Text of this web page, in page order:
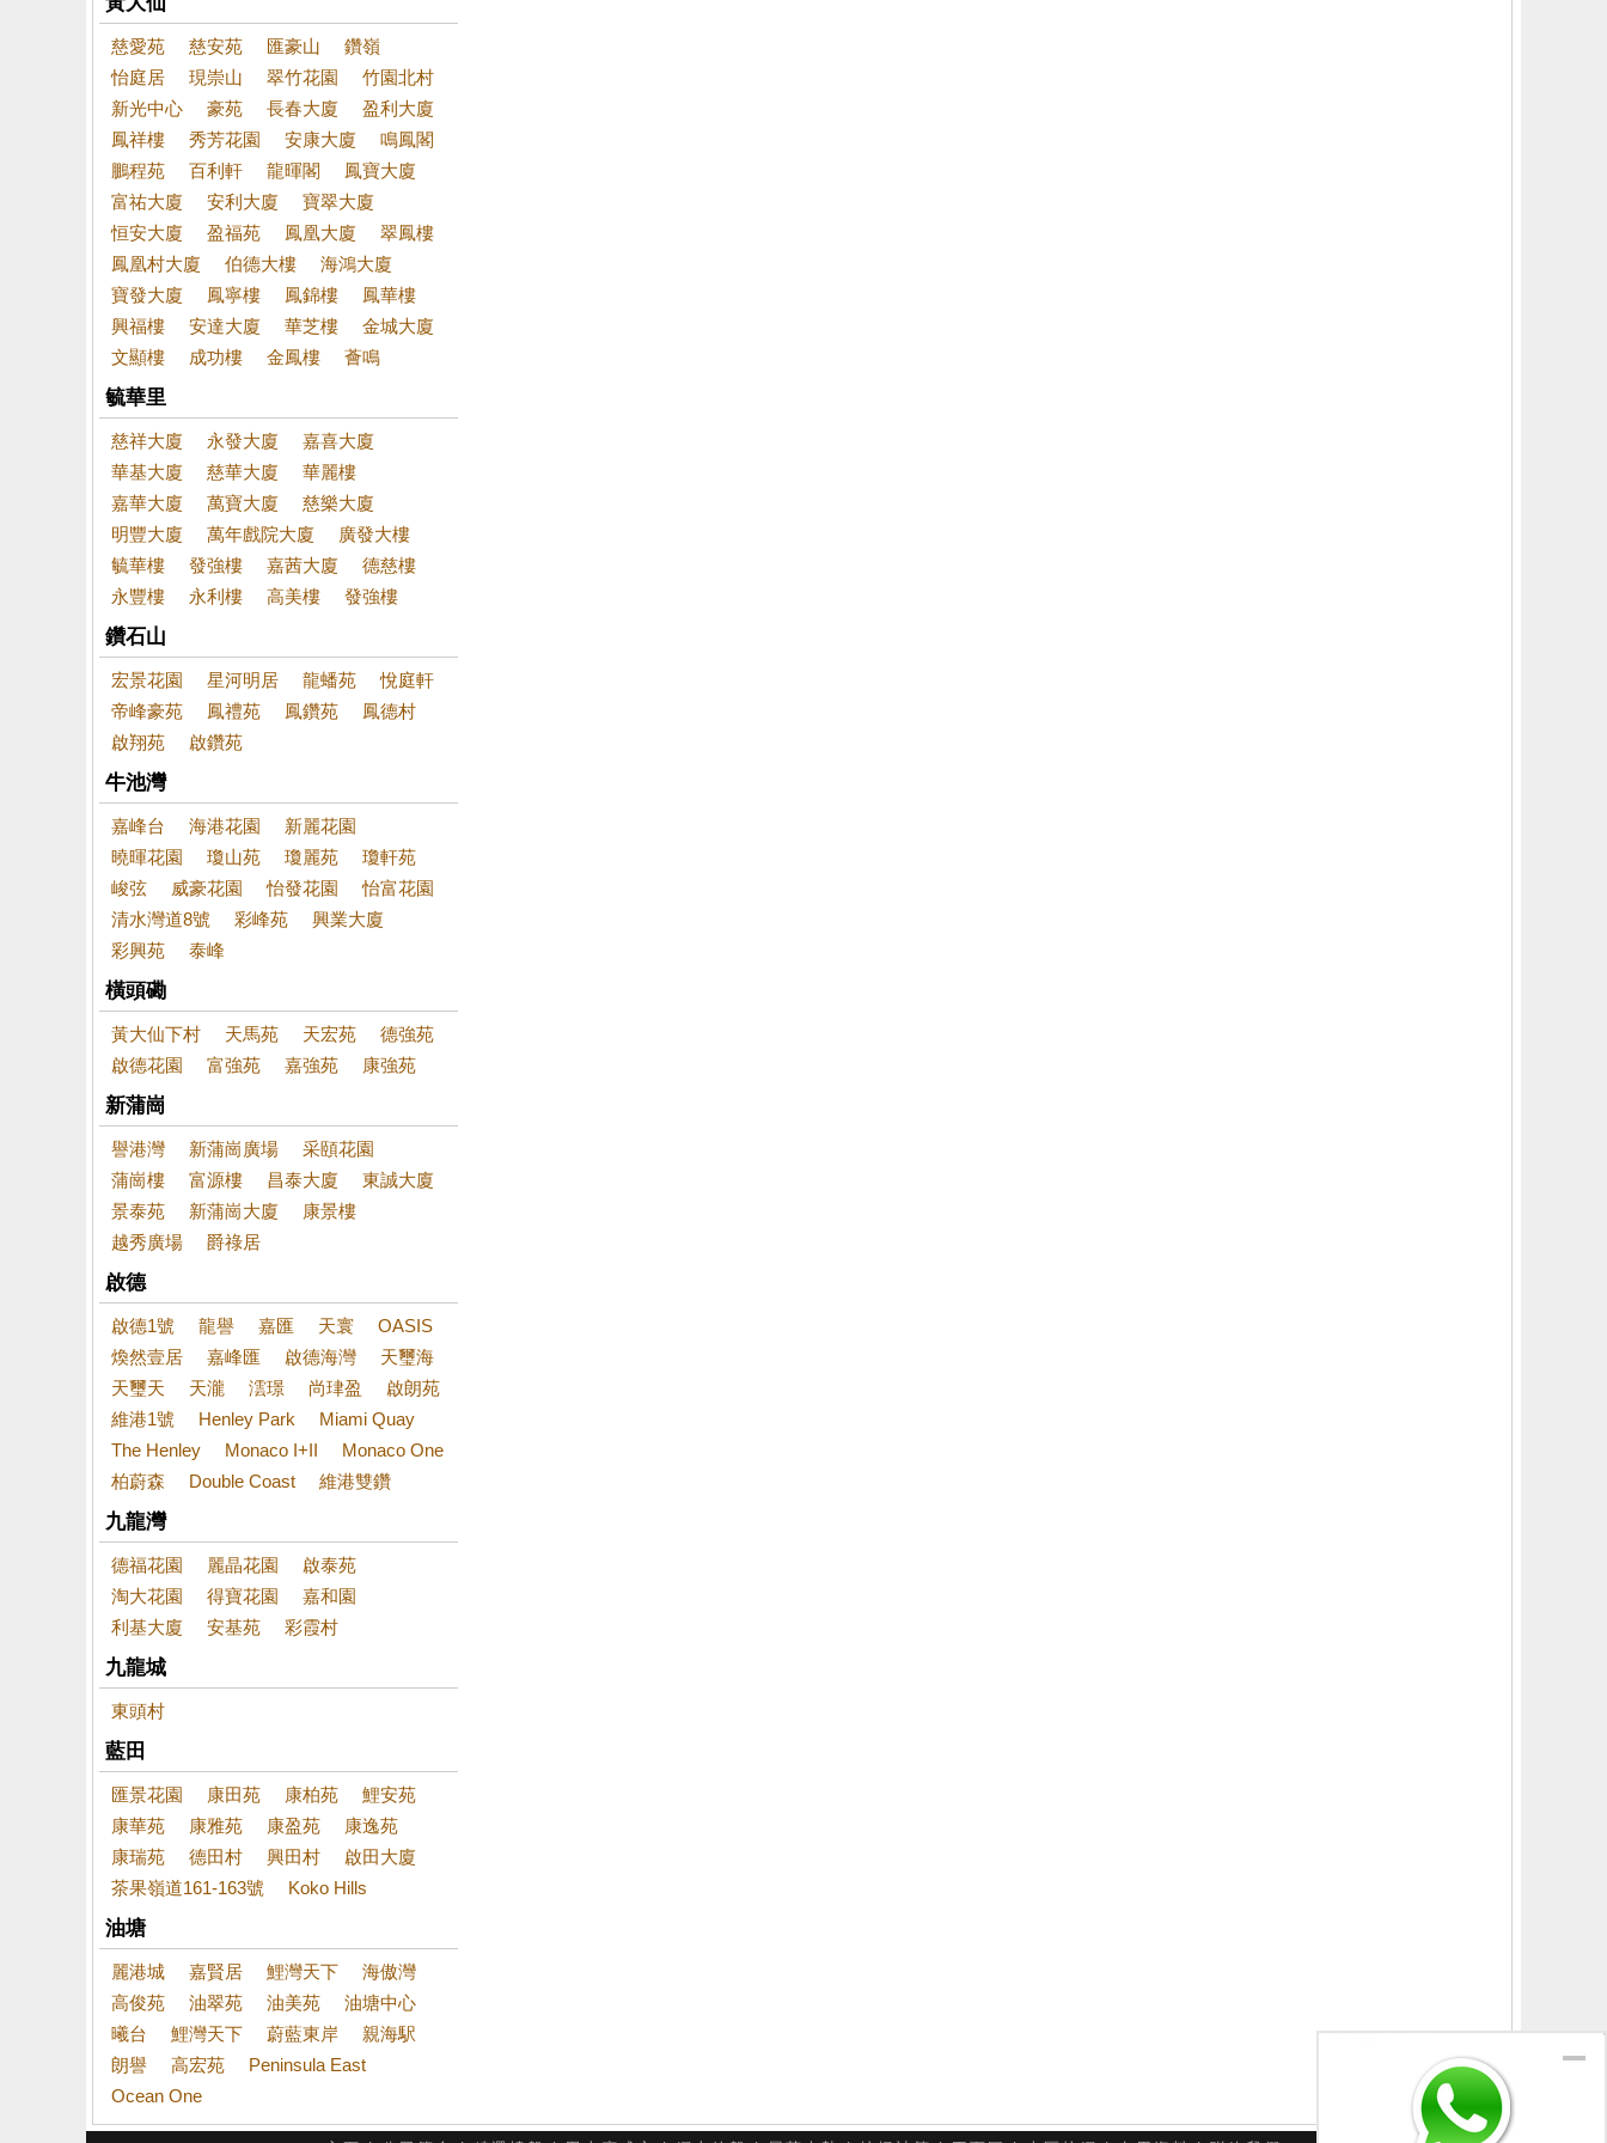
慈愛苑 慈安苑 匯豪山
鑽嶺
怡庭居
現崇山 翠竹花園
竹園北村
新光中心
豪苑 長春大廈
盈利大廈
鳳祥樓
秀芳花園 安康大廈
鳴鳳閣
鵬程苑
百利軒 龍暉閣
鳳寶大廈
富祐大廈
安利大廈
寶翠大廈
恒安大廈
盈福苑 鳳凰大廈
翠鳳樓
鳳凰村大廈
伯德大樓
海鴻大廈
寶發大廈
鳳寧樓 鳳錦樓
鳳華樓
興福樓
安達大廈 華芝樓
金城大廈
文顯樓
成功樓 金鳳樓 薈鳴
毓華里
慈祥大廈 永發大廈
嘉喜大廈
華基大廈
慈華大廈
華麗樓
嘉華大廈
萬寶大廈
慈樂大廈
明豐大廈
萬年戲院大廈
廣發大樓
毓華樓
發強樓 嘉茜大廈
德慈樓
永豐樓
永利樓 高美樓 發強樓
鑽石山
宏景花園 星河明居 龍蟠苑
悅庭軒
帝峰豪苑
鳳禮苑 鳳鑽苑
鳳德村
啟翔苑
啟鑽苑
牛池灣
嘉峰台 海港花園
新麗花園
曉暉花園
瓊山苑 瓊麗苑
瓊軒苑
峻弦
威豪花園 怡發花園
怡富花園
清水灣道8號
彩峰苑
興業大廈
彩興苑
泰峰
橫頭磡
黃大仙下村 天馬苑 天宏苑
德強苑
啟德花園
富強苑 嘉強苑 康強苑
新蒲崗
譽港灣 新蒲崗廣場
采頤花園
蒲崗樓
富源樓 昌泰大廈
東誠大廈
景泰苑
新蒲崗大廈
康景樓
越秀廣場
爵祿居
啟德
啟德1號 龍譽 嘉匯 天寰
OASIS
煥然壹居
嘉峰匯 啟德海灣
天璽海
天璽天
天瀧 澐璟 尚珒盈
啟朗苑
維港1號
Henley Park
Miami Quay
The Henley
Monaco I+II
Monaco One
柏蔚森
Double Coast 維港雙鑽
九龍灣
德福花園 麗晶花園
啟泰苑
淘大花園
得寶花園
嘉和園
利基大廈
安基苑 彩霞村
九龍城
東頭村
藍田
匯景花園 康田苑 康柏苑
鯉安苑
康華苑
康雅苑 康盈苑
康逸苑
康瑞苑
德田村 興田村
啟田大廈
茶果嶺道161-163號
Koko Hills
油塘
麗港城 嘉賢居 鯉灣天下
海傲灣
高俊苑
油翠苑 油美苑
油塘中心
曦台
鯉灣天下 蔚藍東岸
親海駅
朗譽
高宏苑
Peninsula East
Ocean One